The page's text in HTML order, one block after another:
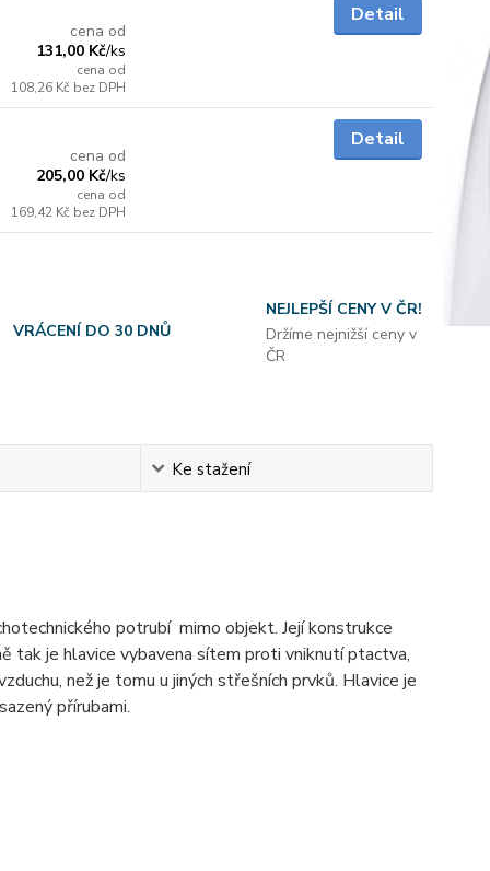
cena od
131,00 Kč/ks
cena od
108,26 Kč bez DPH
Detail
cena od
205,00 Kč/ks
cena od
169,42 Kč bez DPH
Detail
VRÁCENÍ DO 30 DNŮ
NEJLEPŠÍ CENY V ČR!
Držíme nejnižší ceny v
ČR
Ke stažení
potrubí mimo objekt. Její konstrukce
tak je hlavice vybavena sítem proti vniknutí ptactva,
než je tomu u jiných střešních prvků. Hlavice je
přírubami.